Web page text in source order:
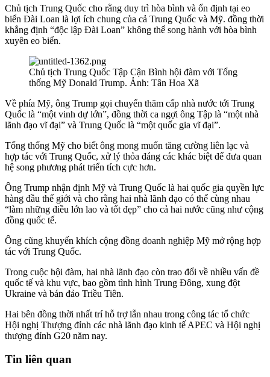
Chủ tịch Trung Quốc cho rằng duy trì hòa bình và ổn định tại eo
biển Đài Loan là lợi ích chung của cả Trung Quốc và Mỹ. đồng thời
khẳng định “độc lập Đài Loan” không thể song hành với hòa bình
xuyên eo biển.
Chủ tịch Trung Quốc Tập Cận Bình hội đàm với Tổng
thống Mỹ Donald Trump. Ảnh: Tân Hoa Xã
Về phía Mỹ, ông Trump gọi chuyến thăm cấp nhà nước tới Trung
Quốc là “một vinh dự lớn”, đồng thời ca ngợi ông Tập là “một nhà
lãnh đạo vĩ đại” và Trung Quốc là “một quốc gia vĩ đại”.
Tổng thống Mỹ cho biết ông mong muốn tăng cường liên lạc và
hợp tác với Trung Quốc, xử lý thỏa đáng các khác biệt để đưa quan
hệ song phương phát triển tích cực hơn.
Ông Trump nhận định Mỹ và Trung Quốc là hai quốc gia quyền lực
hàng đầu thế giới và cho rằng hai nhà lãnh đạo có thể cùng nhau
“làm những điều lớn lao và tốt đẹp” cho cả hai nước cũng như cộng
đồng quốc tế.
Ông cũng khuyến khích cộng đồng doanh nghiệp Mỹ mở rộng hợp
tác với Trung Quốc.
Trong cuộc hội đàm, hai nhà lãnh đạo còn trao đổi về nhiều vấn đề
quốc tế và khu vực, bao gồm tình hình Trung Đông, xung đột
Ukraine và bán đảo Triều Tiên.
Hai bên đồng thời nhất trí hỗ trợ lẫn nhau trong công tác tổ chức
Hội nghị Thượng đỉnh các nhà lãnh đạo kinh tế APEC và Hội nghị
thượng đỉnh G20 năm nay.
Tin liên quan